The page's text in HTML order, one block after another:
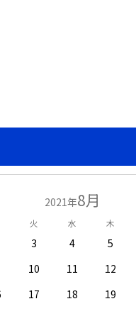
2021年8月
火 水 木
3 4 5
10 11 12
17 18 19